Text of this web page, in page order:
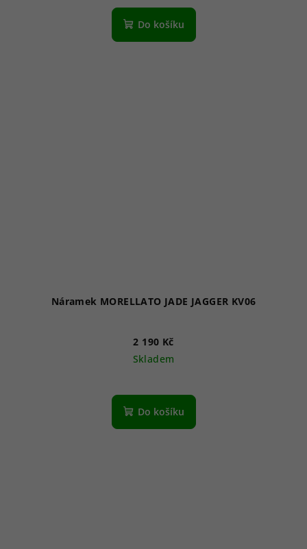
Do košíku
Náramek MORELLATO JADE JAGGER KV06
2 190 Kč
Skladem
Do košíku